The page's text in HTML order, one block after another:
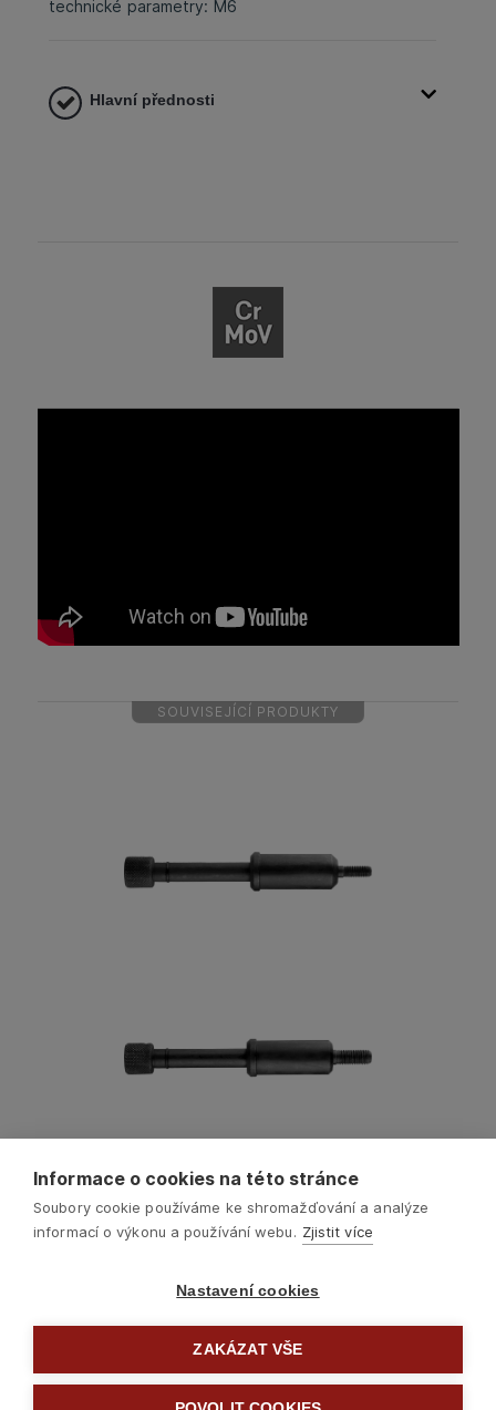
technické parametry: M6
Hlavní přednosti
SOUVISEJÍCÍ PRODUKTY
Informace o cookies na této stránce
Soubory cookie používáme ke shromažďování a analýze
informací o výkonu a používání webu. Zjistit více
Nastavení cookies
ZAKÁZAT VŠE